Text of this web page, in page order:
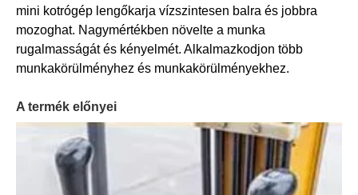
mini kotrógép lengőkarja vízszintesen balra és jobbra
mozoghat. Nagymértékben növelte a munka
rugalmasságát és kényelmét. Alkalmazkodjon több
munkakörülményhez és munkakörülményekhez.
A termék előnyei